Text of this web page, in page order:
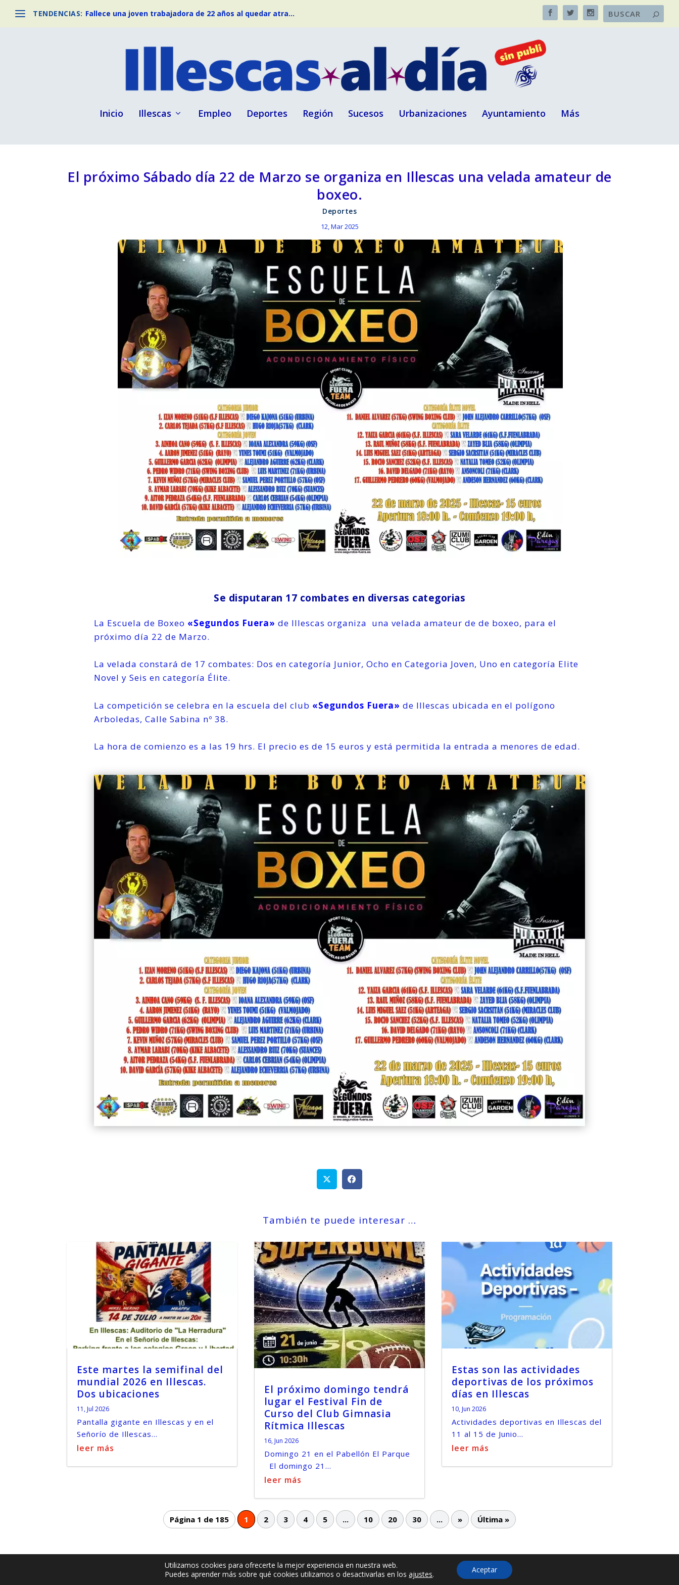
TENDENCIAS: Fallece una joven trabajadora de 22 años al quedar atra...
Inicio Illescas Empleo Deportes Región Sucesos Urbanizaciones Ayuntamiento Más
El próximo Sábado día 22 de Marzo se organiza en Illescas una velada amateur de
boxeo.
Deportes
12, Mar 2025
Se disputaran 17 combates en diversas categorias
La Escuela de Boxeo «Segundos Fuera» de Illescas organiza una velada amateur de de boxeo, para el
próximo día 22 de Marzo.
La velada constará de 17 combates: Dos en categoría Junior, Ocho en Categoria Joven, Uno en categoría Elite
Novel y Seis en categoría Élite.
La competición se celebra en la escuela del club «Segundos Fuera» de Illescas ubicada en el polígono
Arboledas, Calle Sabina nº 38.
La hora de comienzo es a las 19 hrs. El precio es de 15 euros y está permitida la entrada a menores de edad.
También te puede interesar …
Este martes la semifinal del
mundial 2026 en Illescas.
Dos ubicaciones
11, Jul 2026
Pantalla gigante en Illescas y en el
Señorío de Illescas...
leer más
El próximo domingo tendrá
lugar el Festival Fin de
Curso del Club Gimnasia
Rítmica Illescas
16, Jun 2026
Domingo 21 en el Pabellón El Parque
El domingo 21...
leer más
Estas son las actividades
deportivas de los próximos
días en Illescas
10, Jun 2026
Actividades deportivas en Illescas del
11 al 15 de Junio...
leer más
Página 1 de 185 1 2 3 4 5 ... 10 20 30 ... » Última »
by illescasaldia-Team - 2013 - 2025 Política de privacidad Política de cookies Más información sobre las cookies
Utilizamos cookies para ofrecerte la mejor experiencia en nuestra web.
Puedes aprender más sobre qué cookies utilizamos o desactivarlas en losajustes. Aceptar